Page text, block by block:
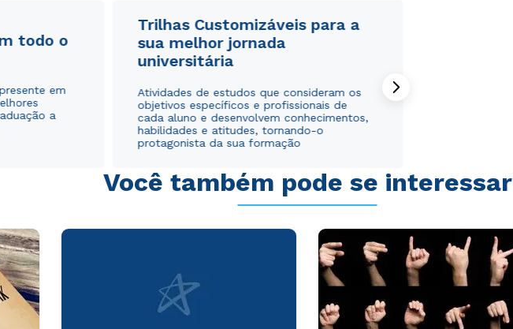
todo o
em
a
Trilhas Customizáveis para a
sua melhor jornada
universitária
Atividades de estudos que consideram os
objetivos específicos e profissionais de
cada aluno e desenvolvem conhecimentos,
habilidades e atitudes, tornando-o
protagonista da sua formação
Você também pode se interessar
Rápido e fácil
WhatsApp
ou
autorizo que meus dados sejam utilizados para o
envio de conteúdos da Cruzeiro do Sul.
Rápido e fácil
WhatsApp
ou
autorizo que meus dados sejam utilizados para o
envio de conteúdos da Cruzeiro do Sul.